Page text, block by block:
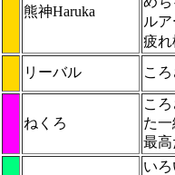
熊神Haruka
ル
疲
リーバル こ
ねくろ
こ
た
最
い